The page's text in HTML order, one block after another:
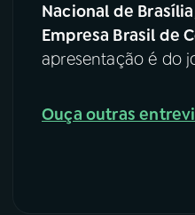
Nacional de Brasília
Empresa Brasil de
apresentação é do
Ouça outras